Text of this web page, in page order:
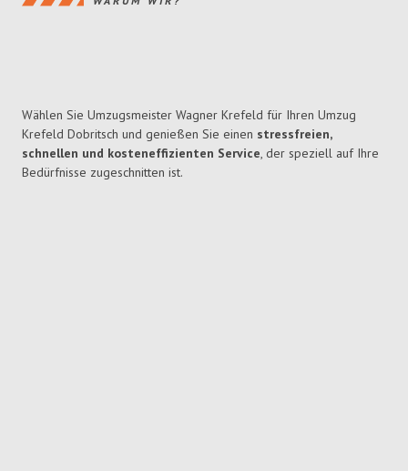
Wählen Sie Umzugsmeister Wagner Krefeld für Ihren Umzug
Krefeld Dobritsch und genießen Sie einen stressfreien,
schnellen und kosteneffizienten Service, der speziell auf Ihre
Bedürfnisse zugeschnitten ist.